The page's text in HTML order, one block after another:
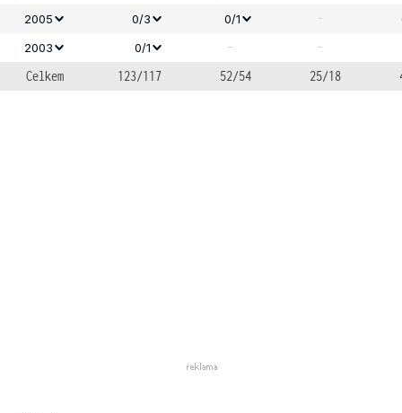
2005
0/3 0/1 -
2003
0/1 -
-
Celkem
123/117 52/54 25/18